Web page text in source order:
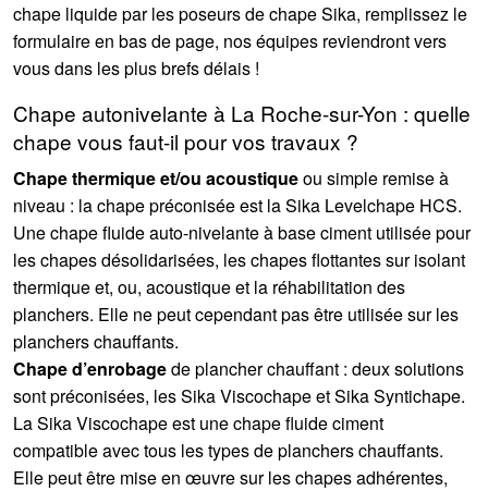
chape liquide par les poseurs de chape Sika, remplissez le
formulaire en bas de page, nos équipes reviendront vers
vous dans les plus brefs délais !
Chape autonivelante à La Roche-sur-Yon : quelle
chape vous faut-il pour vos travaux ?
Chape thermique et/ou acoustiqueou simple remise à
niveau : la chape préconisée est la Sika Levelchape HCS.
Une chape fluide auto-nivelante à base ciment utilisée pour
les chapes désolidarisées, les chapes flottantes sur isolant
thermique et, ou, acoustique et la réhabilitation des
planchers. Elle ne peut cependant pas être utilisée sur les
planchers chauffants.
Chape d’enrobagede plancher chauffant : deux solutions
sont préconisées, les Sika Viscochape et Sika Syntichape.
La Sika Viscochape est une chape fluide ciment
compatible avec tous les types de planchers chauffants.
Elle peut être mise en œuvre sur les chapes adhérentes,